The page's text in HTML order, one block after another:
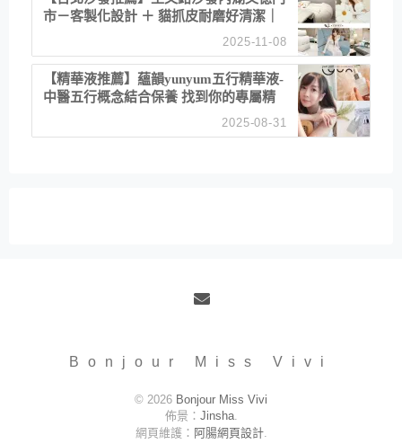
市－客製化設計 ＋ 貓抓皮耐磨好清潔｜
直營直銷、價格透明 高CP值打造夢想
居家風格
2025-11-08
【精華液推薦】蘊韻yunyum五行精華液-
中醫五行概念結合保養 找到你的專屬精
華！ 水㊀土㊀就選「潤・賦精華」維持
肌膚剛剛好的平衡
2025-08-31
Bonjour Miss Vivi
© 2026 Bonjour Miss Vivi
佈景： Jinsha.
網頁維護： 阿腸網頁設計.